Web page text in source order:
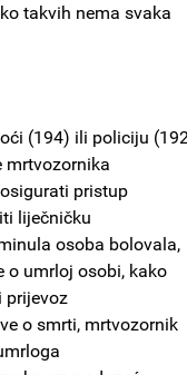
takvih nema svaka
(194) ili policiju
mrtvozornika
pristup
liječničku
osoba bolovala,
o umrloj osobi, kako
prijevoz
o smrti, mrtvozornik